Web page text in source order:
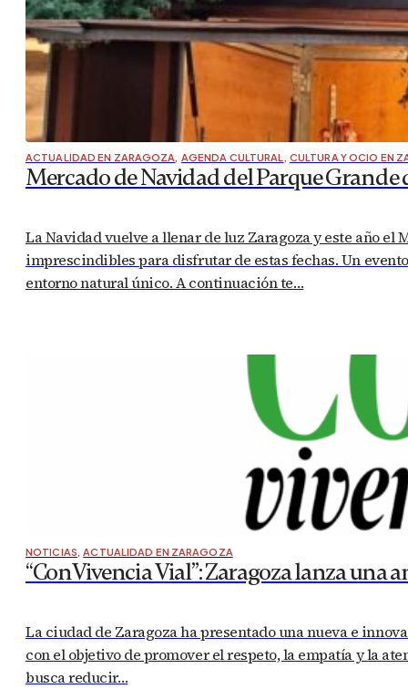
ACTUALIDAD EN ZARAGOZA, AGENDA CULTURAL , CULTURA Y OCIO EN
Mercado de Navidad del Parque
La Navidad vuelve a llenar de luz Zaragoza y este año el
imprescindibles para disfrutar de estas fechas. Un
entorno natural único. A continuación te…
NOTICIAS, ACTUALIDAD EN ZARAGOZA
“ConVivencia Vial”: Zaragoza lanza
La ciudad de Zaragoza ha presentado una nueva e
con el objetivo de promover el respeto, la empatía y la
busca reducir…